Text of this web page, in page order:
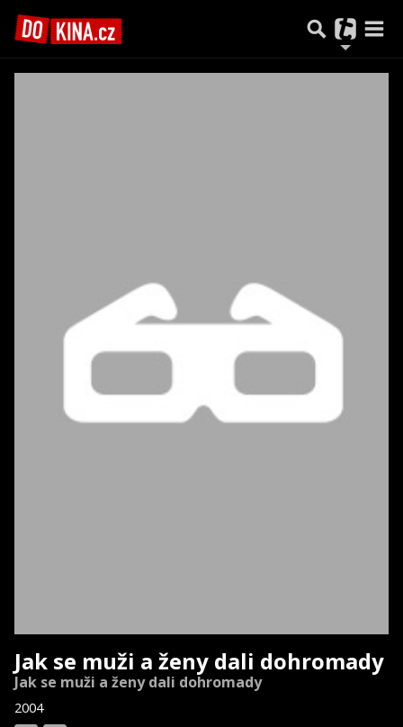
Jak se muži a ženy dali dohromady
Jak se muži a ženy dali dohromady
2004